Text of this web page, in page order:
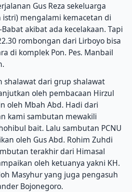
Gus Reza sekeluarga
mengalami kemacetan di
akibat ada kecelakaan. Tapi
rombongan dari Lirboyo bisa
di komplek Pon. Pes. Manbail
shalawat dari grup shalawat
oleh pembacaan Hirzul
oleh Mbah Abd. Hadi dari
kami sambutan mewakili
bait. Lalu sambutan PCNU
oleh Gus Abd. Rohim Zuhdi
terakhir dari Himasal
oleh ketuanya yakni KH.
Masyhur yang juga pengasuh
Bojonegoro.